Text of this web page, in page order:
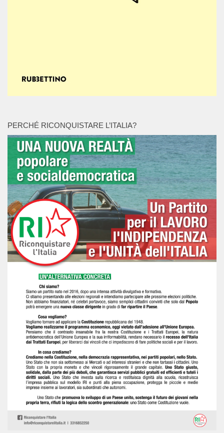
PERCHÉ RICONQUISTARE L’ITALIA?